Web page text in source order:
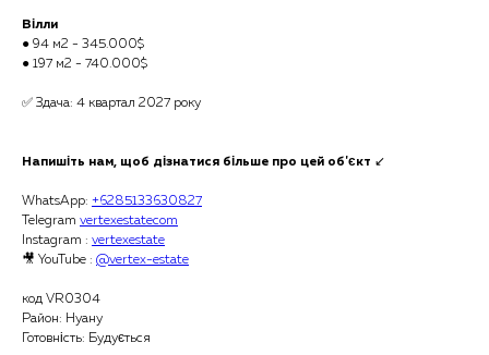
Вілли
● 94 м2 - 345.000$
● 197 м2 - 740.000$
✅ Здача: 4 квартал 2027 року
Напишіть нам, щоб дізнатися більше про цей об'єкт ↙️
WhatsApp: +6285133630827
Telegram vertexestatecom
Instagram : vertexestate
🎥 YouTube : @vertex-estate
код VR0304
Район: Нуану
Готовність: Будується